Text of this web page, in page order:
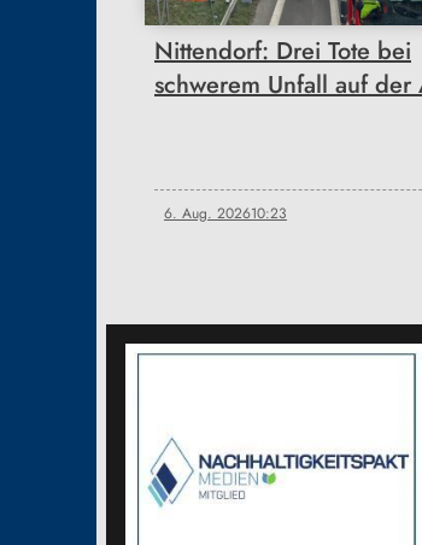
Nittendorf: Drei Tote bei
schwerem Unfall auf der
6. Aug. 202610:23